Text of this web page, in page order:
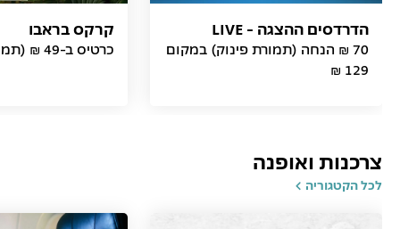
הדרדסים ההצגה - LIVE
70 ₪ הנחה (תמורת פינוק) במקום
129 ₪
קרקס בראבו
כרטיס ב-49 ₪ (תמורת פינוק)
צרכנות ואופנה
לכל הקטגוריה